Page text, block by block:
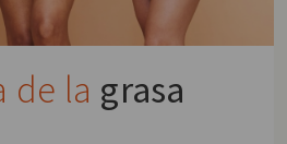
de la grasa